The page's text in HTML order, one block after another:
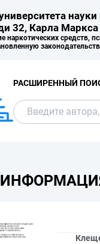
науки
32, Карла Маркса
наркотических средств,
РАСШИРЕННЫЙ